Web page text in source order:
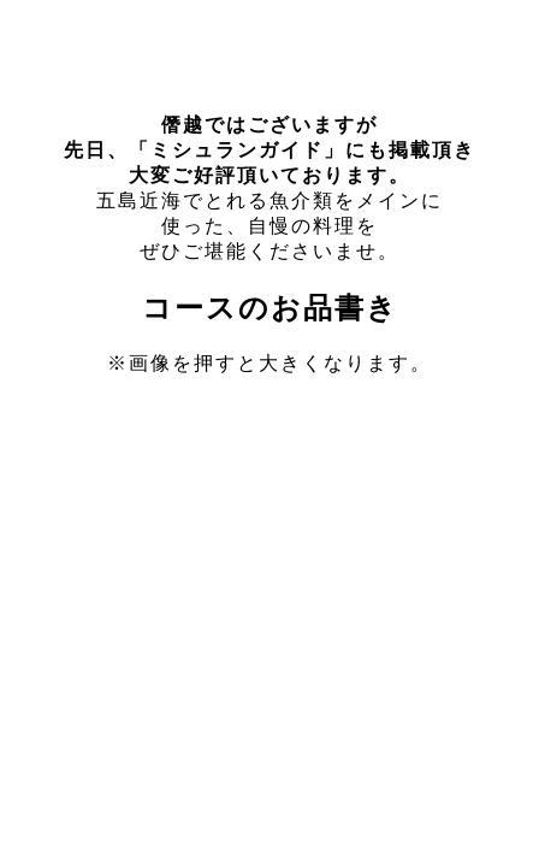
僭越ではございますが
先日、「ミシュランガイド 」 にも掲載頂き
大変ご好評頂いております。
五島近海でとれる魚介類をメインに
使った、自慢の料理を
ぜひご堪能くださいませ。
コースのお品書き
※画像を押すと大きくなります。